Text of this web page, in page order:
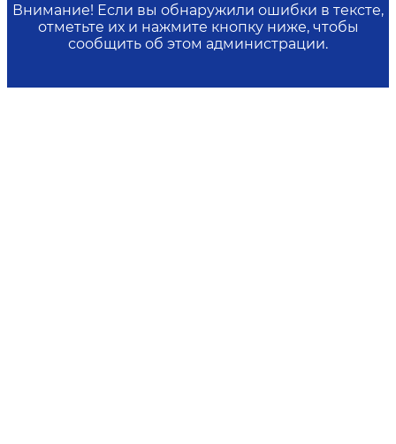
Внимание! Если вы обнаружили ошибки в тексте,
отметьте их и нажмите кнопку ниже, чтобы
сообщить об этом администрации.